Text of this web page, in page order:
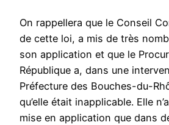
On rappellera que le Conseil
de cette loi, a mis de très
son application et que le
République a, dans une
Préfecture des Bouches-du-
qu’elle était inapplicable. Elle
mise en application que dans